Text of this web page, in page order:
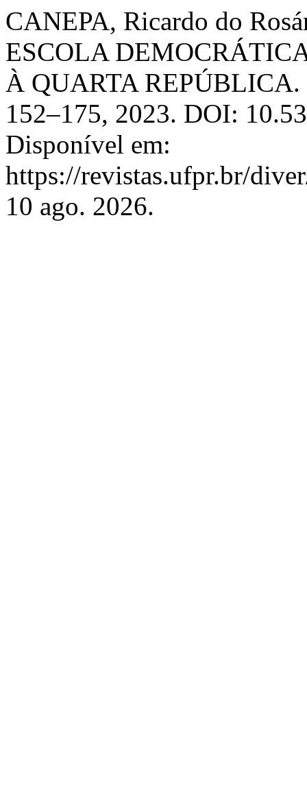
CANEPA, Ricardo do
ESCOLA
À QUARTA REPÚBLICA.
152–175, 2023. DOI:
Disponível em:
https://revistas.ufpr.br/
10 ago. 2026.